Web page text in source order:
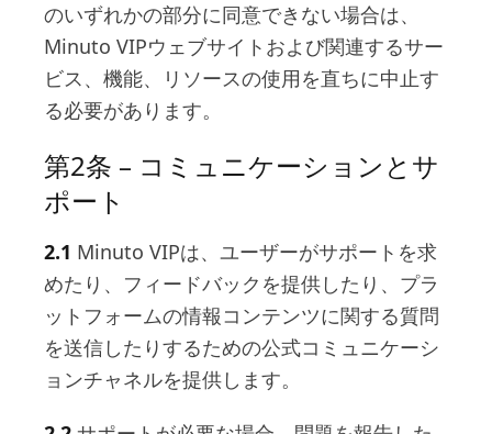
のいずれかの部分に同意できない場合は、
Minuto VIPウェブサイトおよび関連するサー
ビス、機能、リソースの使用を直ちに中止す
る必要があります。
第2条 – コミュニケーションとサ
ポート
2.1 Minuto VIPは、ユーザーがサポートを求
めたり、フィードバックを提供したり、プラ
ットフォームの情報コンテンツに関する質問
を送信したりするための公式コミュニケーシ
ョンチャネルを提供します。